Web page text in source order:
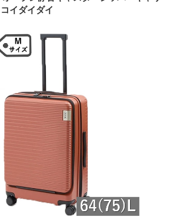
イダイダイ